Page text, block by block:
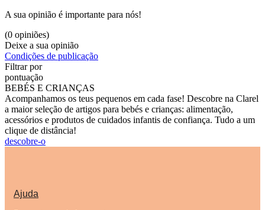
A sua opinião é importante para nós!
(0 opiniões)
Deixe a sua opinião
Condições de publicação
Filtrar por
pontuação
BEBÉS E CRIANÇAS
Acompanhamos os teus pequenos em cada fase! Descobre na Clarel
a maior seleção de artigos para bebés e crianças: alimentação,
acessórios e produtos de cuidados infantis de confiança. Tudo a um
clique de distância!
descobre-o
Ajuda